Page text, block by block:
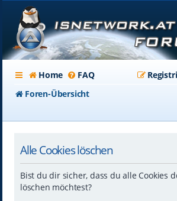
Home FAQ
Foren-Übersicht
Alle Cookies löschen
Bist du dir sicher, dass du alle Cookies
löschen möchtest?